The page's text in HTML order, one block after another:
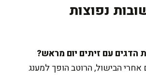
נפוצות
אחרי הבישול, הרוטב הופך למענג